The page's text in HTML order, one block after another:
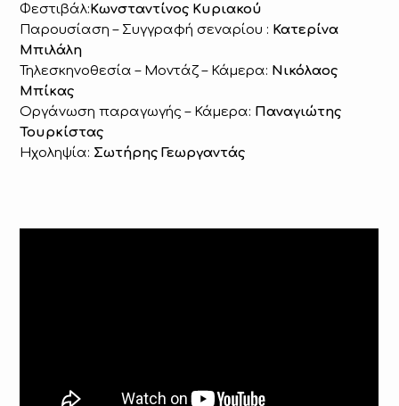
Φεστιβάλ:Κωνσταντίνος Κυριακού
Παρουσίαση – Συγγραφή σεναρίου : Κατερίνα
Μπιλάλη
Τηλεσκηνοθεσία – Μοντάζ – Κάμερα: Νικόλαος
Μπίκας
Οργάνωση παραγωγής – Κάμερα: Παναγιώτης
Τουρκίστας
Ηχοληψία: Σωτήρης Γεωργαντάς